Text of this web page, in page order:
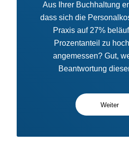
Aus Ihrer Buchhaltung
dass sich die
Praxis auf 27%
Prozentanteil zu
angemessen? Gut,
Beantwortung
Weiter